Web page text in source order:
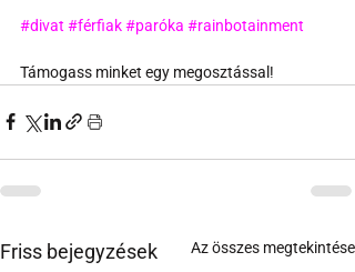
#divat #férfiak#paróka #rainbotainment
Támogass minket egy megosztással!
Friss bejegyzések Az összes megtekintése